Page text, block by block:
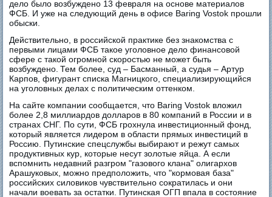
дело было возбуждено 13 февраля на основе материалов
ФСБ. И уже на следующий день в офисе Baring Vostok прошли
обыски.
Действительно, в российской практике без знакомства с
первыми лицами ФСБ такое уголовное дело финансовой
сфере с такой огромной скоростью не может быть
возбуждено. Тем более, суд – Басманный, а судья – Артур
Карпов, фигурант списка Магницкого, специализирующийся
на уголовных делах с политическим оттенком.
На сайте компании сообщается, что Baring Vostok вложил
более 2,8 миллиардов долларов в 80 компаний в России и в
странах СНГ. По сути, ФСБ грохнула инвестиционный фонд,
который является лидером в области прямых инвестиций в
Россию. Путинские спецслужбы выбирают и режут самых
продуктивных кур, которые несут золотые яйца. А если
вспомнить недавний разгром "газового клана" олигархов
Арашуковых, можно предположить, что "кормовая база"
российских силовиков чувствительно сократилась и они
начали воевать за остатки. Путинская ОГП впала в состояние